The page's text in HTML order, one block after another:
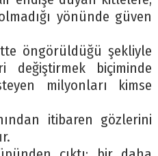
yönünde güven
öngörüldüğü şekliyle
değiştirmek biçiminde
milyonları kimse
itibaren gözlerini